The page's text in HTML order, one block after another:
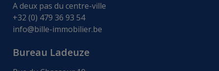
A deux pas du centre-ville
+32 (0) 479 36 93 54
info@bille-immobilier.be
Bureau Ladeuze